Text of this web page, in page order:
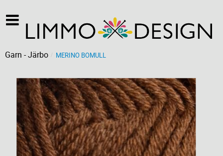
Garn - Järbo MERINO BOMULL